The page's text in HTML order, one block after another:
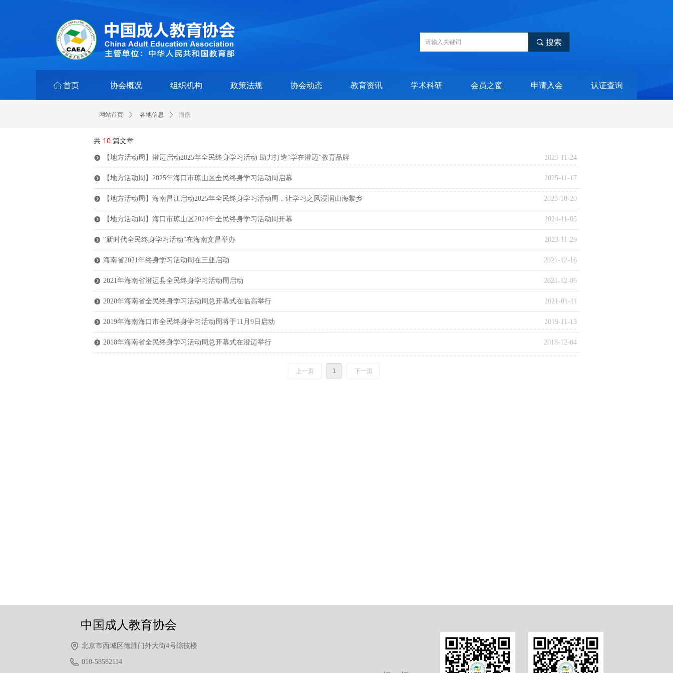
끠 搜索
ꀇ 首页 协会概况 组织机构 政策法规 协会动态 教育资讯 学术科研 会员之窗 申请入会 认证查询
网站首页 ꄲ 各地信息 ꄲ 海南
共 10 篇文章
2025-11-24
뀹 【地方活动周】澄迈启动2025年全民终身学习活动 助力打造“学在澄迈”教育品牌
2025-11-17
뀹 【地方活动周】2025年海口市琼山区全民终身学习活动周启幕
2025-10-20
뀹 【地方活动周】海南昌江启动2025年全民终身学习活动周，让学习之风浸润山海黎乡
2024-11-05
뀹 【地方活动周】海口市琼山区2024年全民终身学习活动周开幕
2023-11-29
뀹 “新时代全民终身学习活动”在海南文昌举办
2021-12-16
뀹 海南省2021年终身学习活动周在三亚启动
2021-12-06
뀹 2021年海南省澄迈县全民终身学习活动周启动
2021-01-11
뀹 2020年海南省全民终身学习活动周总开幕式在临高举行
2019-11-13
뀹 2019年海南海口市全民终身学习活动周将于11月9日启动
2018-12-04
뀹 2018年海南省全民终身学习活动周总开幕式在澄迈举行
上一页 1 下一页
北京市西城区德胜门外大街4号综技楼
010-58582114
中国成人教育协会